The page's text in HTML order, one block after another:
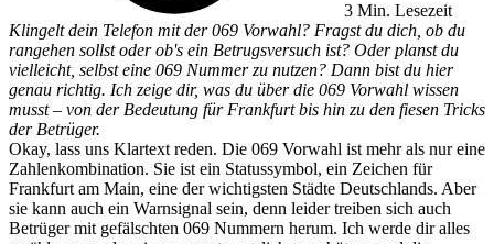
3 Min. Lesezeit
Klingelt dein Telefon mit der 069 Vorwahl? Fragst du dich, ob du
rangehen sollst oder ob's ein Betrugsversuch ist? Oder planst du
vielleicht, selbst eine 069 Nummer zu nutzen? Dann bist du hier
genau richtig. Ich zeige dir, was du über die 069 Vorwahl wissen
musst – von der Bedeutung für Frankfurt bis hin zu den fiesen Tricks
der Betrüger.
Okay, lass uns Klartext reden. Die 069 Vorwahl ist mehr als nur eine
Zahlenkombination. Sie ist ein Statussymbol, ein Zeichen für
Frankfurt am Main, eine der wichtigsten Städte Deutschlands. Aber
sie kann auch ein Warnsignal sein, denn leider treiben sich auch
Betrüger mit gefälschten 069 Nummern herum. Ich werde dir alles